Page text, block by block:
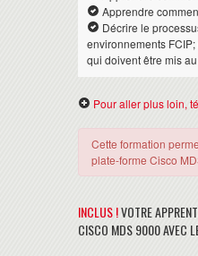
Apprendre
Décrire le
environnements
qui doivent être mis
Pour aller plus loin,
Cette formation
plate-forme Cisco
INCLUS !VOTRE
CISCO MDS 9000 AVEC